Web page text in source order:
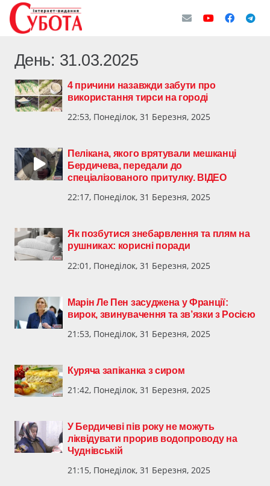
День: 31.03.2025
4 причини назавжди забути про
використання тирси на городі
22:53, Понеділок, 31 Березня, 2025
Пелікана, якого врятували мешканці
Бердичева, передали до
спеціалізованого притулку. ВІДЕО
22:17, Понеділок, 31 Березня, 2025
Як позбутися знебарвлення та плям на
рушниках: корисні поради
22:01, Понеділок, 31 Березня, 2025
Марін Ле Пен засуджена у Франції:
вирок, звинувачення та зв’язки з Росією
21:53, Понеділок, 31 Березня, 2025
Куряча запіканка з сиром
21:42, Понеділок, 31 Березня, 2025
У Бердичеві пів року не можуть
ліквідувати прорив водопроводу на
Чуднівській
21:15, Понеділок, 31 Березня, 2025